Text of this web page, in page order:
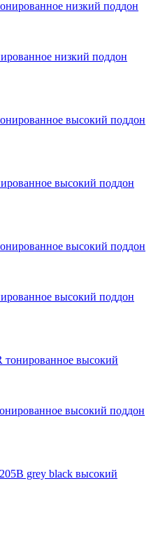
низкий поддон
высокий поддон
высокий поддон
высокий поддон